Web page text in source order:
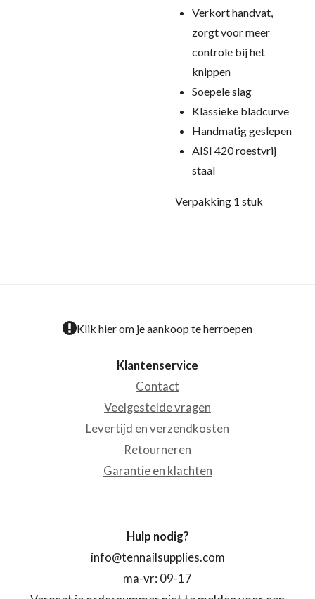
Verkort handvat,
zorgt voor meer
controle bij het
knippen
Soepele slag
Klassieke bladcurve
Handmatig geslepen
AISI 420 roestvrij
staal
Verpakking 1 stuk
Klik hier om je aankoop te herroepen
Klantenservice
Contact
Veelgestelde vragen
Levertijd en verzendkosten
Retourneren
Garantie en klachten
Hulp nodig?
info@tennailsupplies.com
ma-vr: 09-17